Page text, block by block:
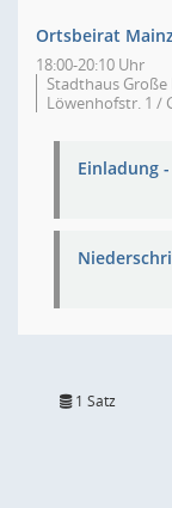
Ortsbeirat
18:00-20:10 Uhr
Stadthaus Große
Löwenhofstr. 1 /
Einladung
1 Satz